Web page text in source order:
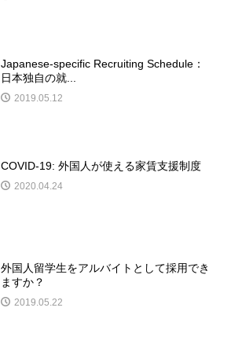
Japanese-specific Recruiting Schedule：
日本独自の就...
2019.05.12
COVID-19: 外国人が使える家賃支援制度
2020.04.24
外国人留学生をアルバイトとして採用でき
ますか？
2019.05.22